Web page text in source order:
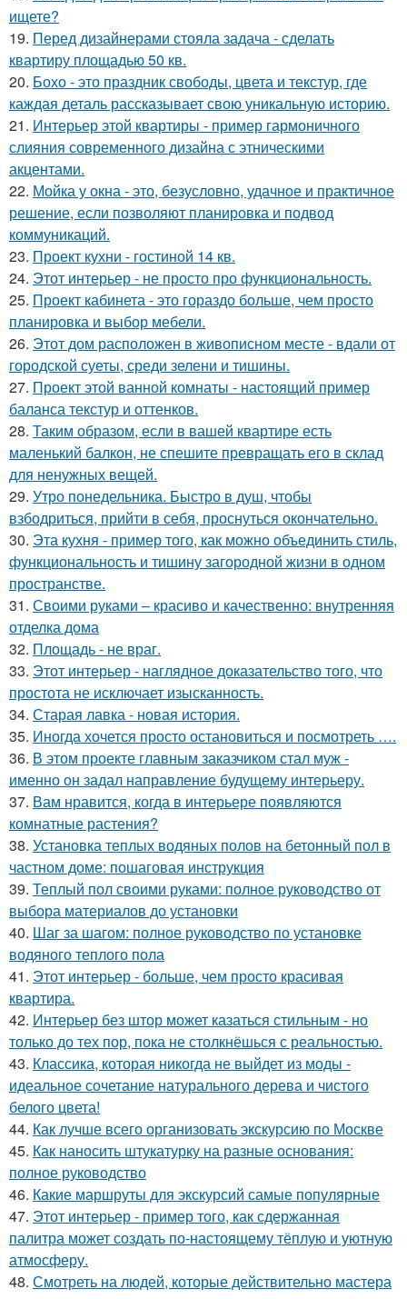
ищете?
19. Перед дизайнерами стояла задача - сделать
квартиру площадью 50 кв.
20. Бохо - это праздник свободы, цвета и текстур, где
каждая деталь рассказывает свою уникальную историю.
21. Интерьер этой квартиры - пример гармоничного
слияния современного дизайна с этническими
акцентами.
22. Мойка у окна - это, безусловно, удачное и практичное
решение, если позволяют планировка и подвод
коммуникаций.
23. Проект кухни - гостиной 14 кв.
24. Этот интерьер - не просто про функциональность.
25. Проект кабинета - это гораздо больше, чем просто
планировка и выбор мебели.
26. Этот дом расположен в живописном месте - вдали от
городской суеты, среди зелени и тишины.
27. Проект этой ванной комнаты - настоящий пример
баланса текстур и оттенков.
28. Таким образом, если в вашей квартире есть
маленький балкон, не спешите превращать его в склад
для ненужных вещей.
29. Утро понедельника. Быстро в душ, чтобы
взбодриться, прийти в себя, проснуться окончательно.
30. Эта кухня - пример того, как можно объединить стиль,
функциональность и тишину загородной жизни в одном
пространстве.
31. Своими руками – красиво и качественно: внутренняя
отделка дома
32. Площадь - не враг.
33. Этот интерьер - наглядное доказательство того, что
простота не исключает изысканность.
34. Старая лавка - новая история.
35. Иногда хочется просто остановиться и посмотреть ….
36. В этом проекте главным заказчиком стал муж -
именно он задал направление будущему интерьеру.
37. Вам нравится, когда в интерьере появляются
комнатные растения?
38. Установка теплых водяных полов на бетонный пол в
частном доме: пошаговая инструкция
39. Теплый пол своими руками: полное руководство от
выбора материалов до установки
40. Шаг за шагом: полное руководство по установке
водяного теплого пола
41. Этот интерьер - больше, чем просто красивая
квартира.
42. Интерьер без штор может казаться стильным - но
только до тех пор, пока не столкнёшься с реальностью.
43. Классика, которая никогда не выйдет из моды -
идеальное сочетание натурального дерева и чистого
белого цвета!
44. Как лучше всего организовать экскурсию по Москве
45. Как наносить штукатурку на разные основания:
полное руководство
46. Какие маршруты для экскурсий самые популярные
47. Этот интерьер - пример того, как сдержанная
палитра может создать по-настоящему тёплую и уютную
атмосферу.
48. Смотреть на людей, которые действительно мастера